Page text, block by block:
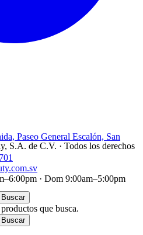
Paseo General Escalón, San
· Dom 9:00am–5:00pm
S.A. de C.V. · Todos los derechos
Buscar
que busca.
Buscar